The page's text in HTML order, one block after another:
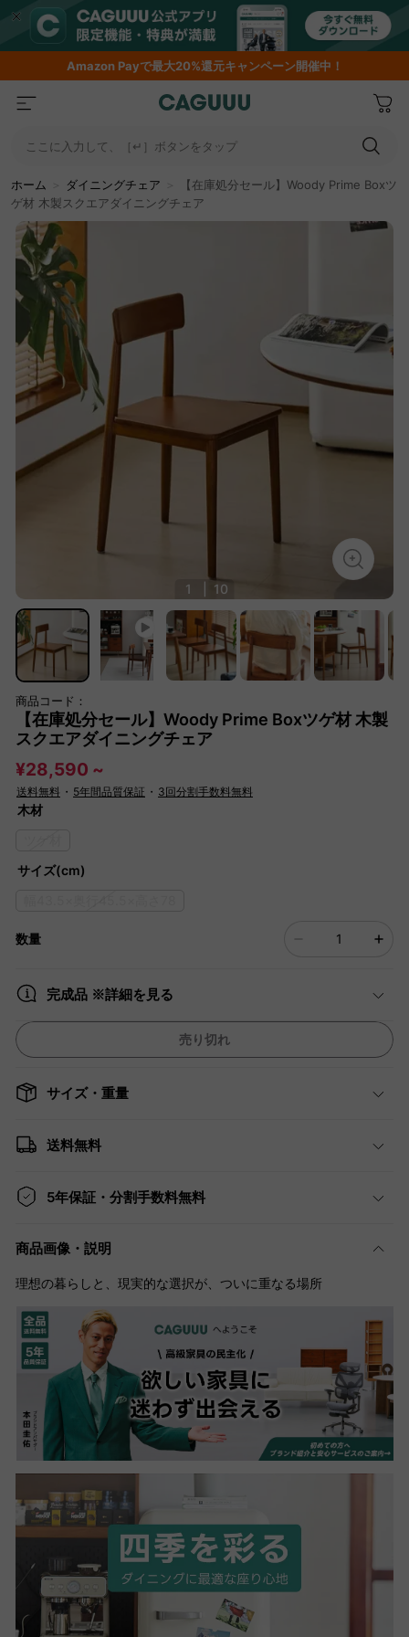
AmazonPayで最大20%還元キャンペーン開催中！
ここに入力して、［↵］ボタンをタップ
ホーム ダイニングチェア
【在庫処分セール】Woody Prime Boxツ
ゲ材 木製スクエアダイニングチェア
1 10
商品コード：
【在庫処分セール】Woody Prime Boxツゲ材 木製
スクエアダイニングチェア
¥28,590 ~
送料無料 ・ 5年間品質保証 ・ 3回分割手数料無料
木材
サイズ(cm)
数量
完成品 ※詳細を見る
売り切れ
サイズ・重量
送料無料
5年保証・分割手数料無料
商品画像・説明
理想の暮らしと、現実的な選択が、ついに重なる場所